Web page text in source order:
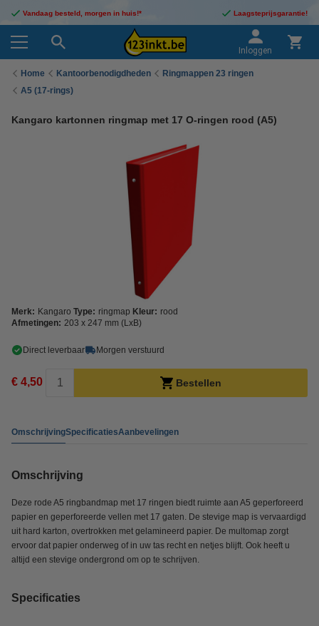
Vandaag besteld, morgen in huis!* Laagsteprijsgarantie!
Inloggen
Home Kantoorbenodigdheden
Ringmappen 23 ringen
A5 (17-rings)
Kangaro kartonnen ringmap met 17 O-ringen rood (A5)
Merk: Kangaro Type: ringmap Kleur: rood
Afmetingen: 203 x 247 mm (LxB)
Direct leverbaar Morgen verstuurd
€ 4,50 Bestellen
OmschrijvingSpecificatiesAanbevelingen
Omschrijving
Deze rode A5 ringbandmap met 17 ringen biedt ruimte aan A5 geperforeerd
papier en geperforeerde vellen met 17 gaten. De stevige map is vervaardigd
uit hard karton, overtrokken met gelamineerd papier. De multomap zorgt
ervoor dat papier onderweg of in uw tas recht en netjes blijft. Ook heeft u
altijd een stevige ondergrond om op te schrijven.
Specificaties